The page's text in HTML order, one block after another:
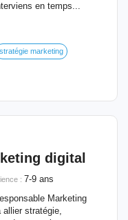
en temps...
stratégie marketing
digital
: 7-9 ans
Marketing
allier stratégie,